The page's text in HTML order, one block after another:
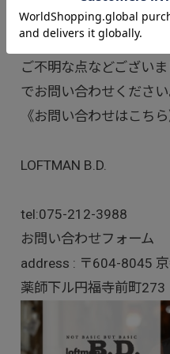
ご不明な点などござい
でお問い合わせください
《お問い合わせはこちら
LOFTMAN B.D.
tel:075-212-3988
お問い合わせフォーム
address : 〒604-8045
薬師下ル円福寺前町273